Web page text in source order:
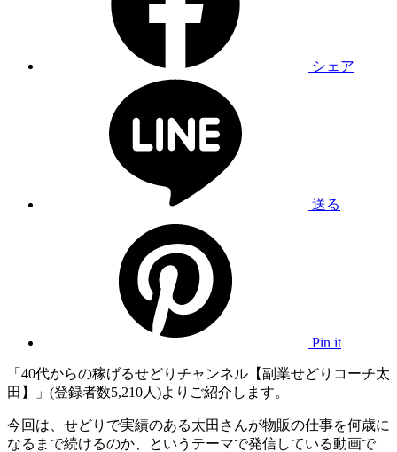
シェア
送る
Pin it
「40代からの稼げるせどりチャンネル【副業せどりコーチ太
田】」(登録者数5,210人)よりご紹介します。
今回は、せどりで実績のある太田さんが物販の仕事を何歳に
なるまで続けるのか、というテーマで発信している動画で